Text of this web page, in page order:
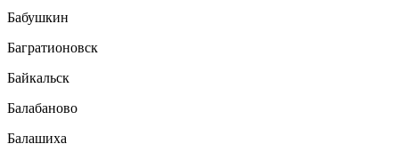
Бабушкин
Багратионовск
Байкальск
Балабаново
Балашиха